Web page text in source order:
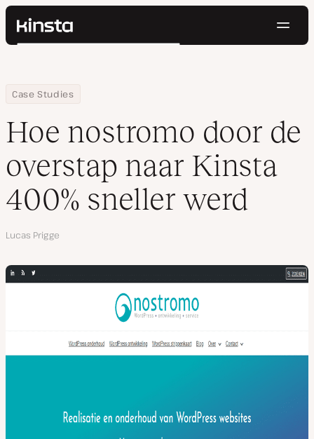
Kinsta®
Prijzen
Contact
Zoeken
Home
Bedrijf
Case Studies
Hoe nostromo door de overstap naar Kinsta 400% sneller werd
Hoe nostromo door de
overstap naar Kinsta
400% sneller werd
Auteur
Lucas Prigge